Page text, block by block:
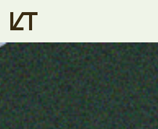
Zum Hauptinhalt springen
Zum Footer springen